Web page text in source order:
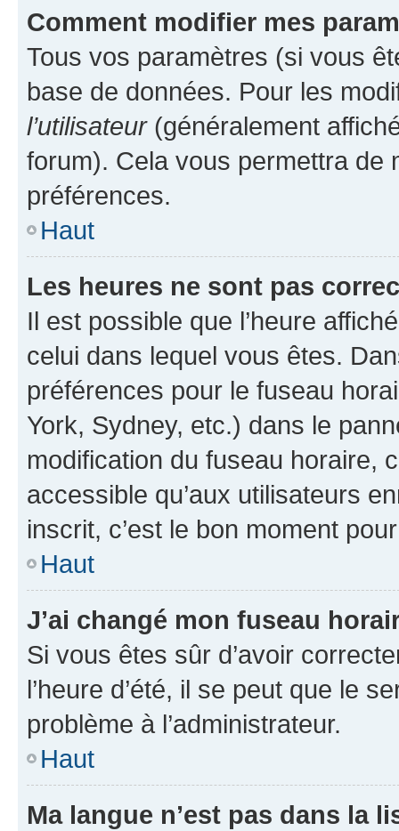
Comment modifier mes
Tous vos paramètres (si vous
base de données. Pour les
l’utilisateur(généralement
forum). Cela vous permettra de
préférences.
Haut
Les heures ne sont pas
Il est possible que l’heure
celui dans lequel vous êtes.
préférences pour le fuseau
York, Sydney, etc.) dans le
modification du fuseau horaire,
accessible qu’aux utilisateurs
inscrit, c’est le bon moment
Haut
J’ai changé mon fuseau
Si vous êtes sûr d’avoir
l’heure d’été, il se peut que le
problème à l’administrateur.
Haut
Ma langue n’est pas dans la